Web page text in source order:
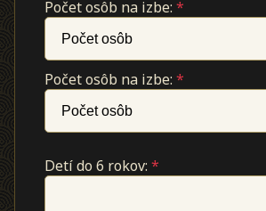
Počet osôb na izbe:*
Počet osôb na izbe:*
Detí do 6 rokov:*